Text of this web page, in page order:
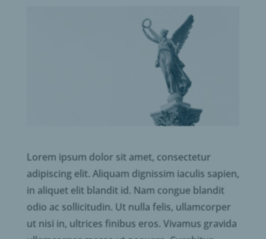
Lorem ipsum dolor sit amet, consectetur
adipiscing elit. Aliquam dignissim iaculis sapien,
in aliquet elit blandit id. Nam congue blandit
odio ac sollicitudin. Ut nulla felis, ullamcorper
ut nisi in, ultrices finibus eros. Vivamus gravida